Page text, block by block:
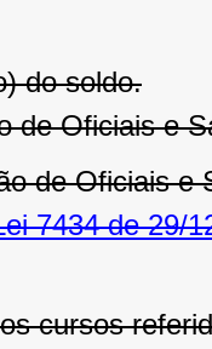
do soldo.
de Oficiais e
de Oficiais e
7434 de 29/
cursos